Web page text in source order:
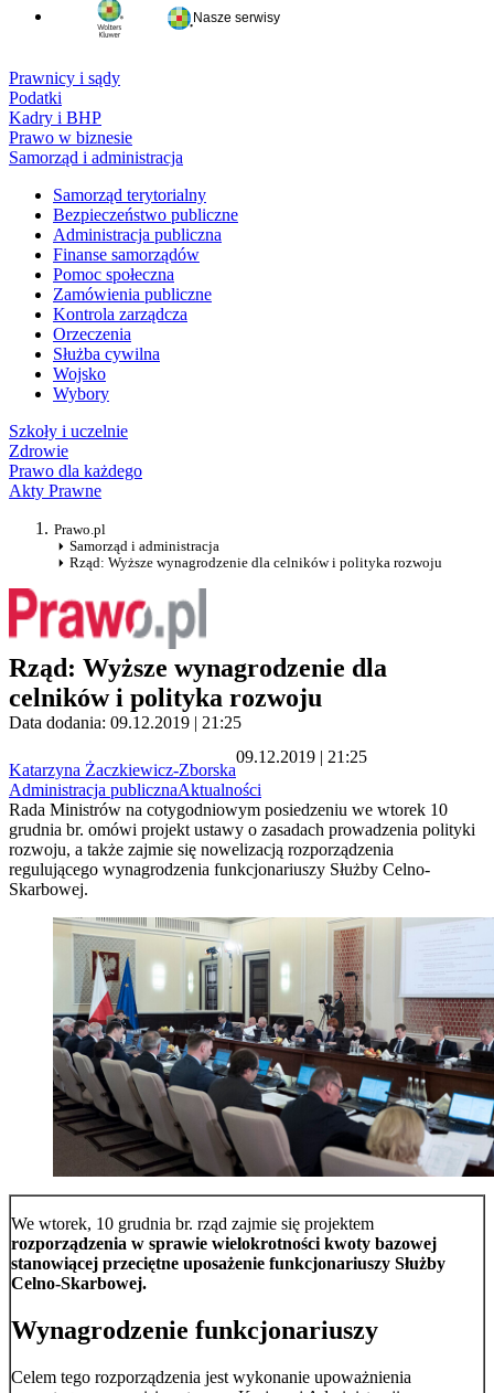
Nasze serwisy
Prawnicy i sądy
Podatki
Kadry i BHP
Prawo w biznesie
Samorząd i administracja
Samorząd terytorialny
Bezpieczeństwo publiczne
Administracja publiczna
Finanse samorządów
Pomoc społeczna
Zamówienia publiczne
Kontrola zarządcza
Orzeczenia
Służba cywilna
Wojsko
Wybory
Szkoły i uczelnie
Zdrowie
Prawo dla każdego
Akty Prawne
Prawo.pl
Samorząd i administracja
Rząd: Wyższe wynagrodzenie dla celników i polityka rozwoju
Rząd: Wyższe wynagrodzenie dla
celników i polityka rozwoju
Data dodania: 09.12.2019 | 21:25
Katarzyna Żaczkiewicz-Zborska
09.12.2019 | 21:25
Administracja publicznaAktualności
Rada Ministrów na cotygodniowym posiedzeniu we wtorek 10
grudnia br. omówi projekt ustawy o zasadach prowadzenia polityki
rozwoju, a także zajmie się nowelizacją rozporządzenia
regulującego wynagrodzenia funkcjonariuszy Służby Celno-
Skarbowej.
We wtorek, 10 grudnia br. rząd zajmie się projektem
rozporządzenia w sprawie wielokrotności kwoty bazowej
stanowiącej przeciętne uposażenie funkcjonariuszy Służby
Celno-Skarbowej.
Wynagrodzenie funkcjonariuszy
Celem tego rozporządzenia jest wykonanie upoważnienia